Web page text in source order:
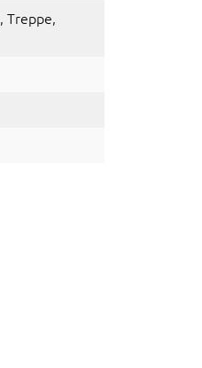
, Treppe,